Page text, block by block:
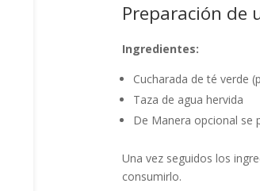
Preparación de
Ingredientes:
Cucharada de té verde
Taza de agua hervida
De Manera opcional se
Una vez seguidos los
consumirlo.